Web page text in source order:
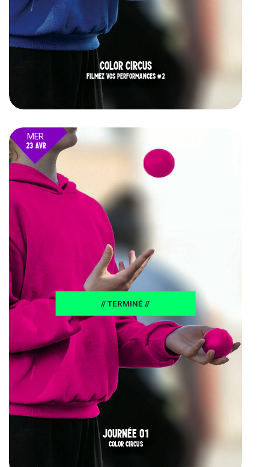
COLOR CIRCUS
FILMEZ VOS PERFORMANCES #2
MER.
23 AVR
25
// TERMINÉ //
JOURNÉE 01
COLOR CIRCUS